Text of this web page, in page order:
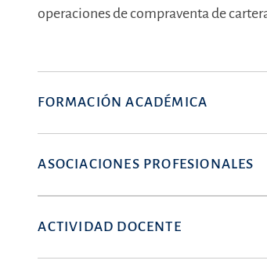
operaciones de compraventa de
FORMACIÓN ACADÉMICA
ASOCIACIONES PROFESIONALES
ACTIVIDAD DOCENTE